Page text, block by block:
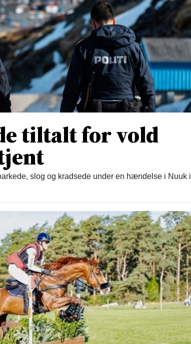
tiltalt for vold
slog og kradsede under en hændelse i Nuuk i